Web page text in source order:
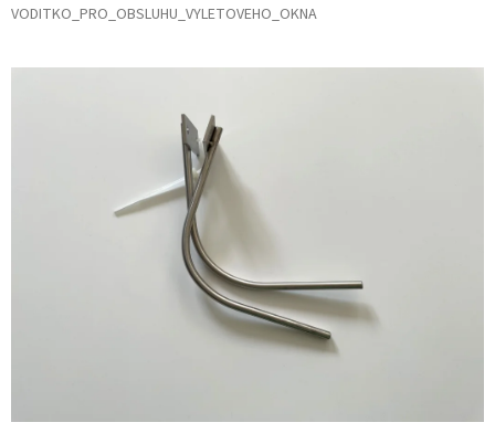
VODITKO_PRO_OBSLUHU_VYLETOVEHO_OKNA